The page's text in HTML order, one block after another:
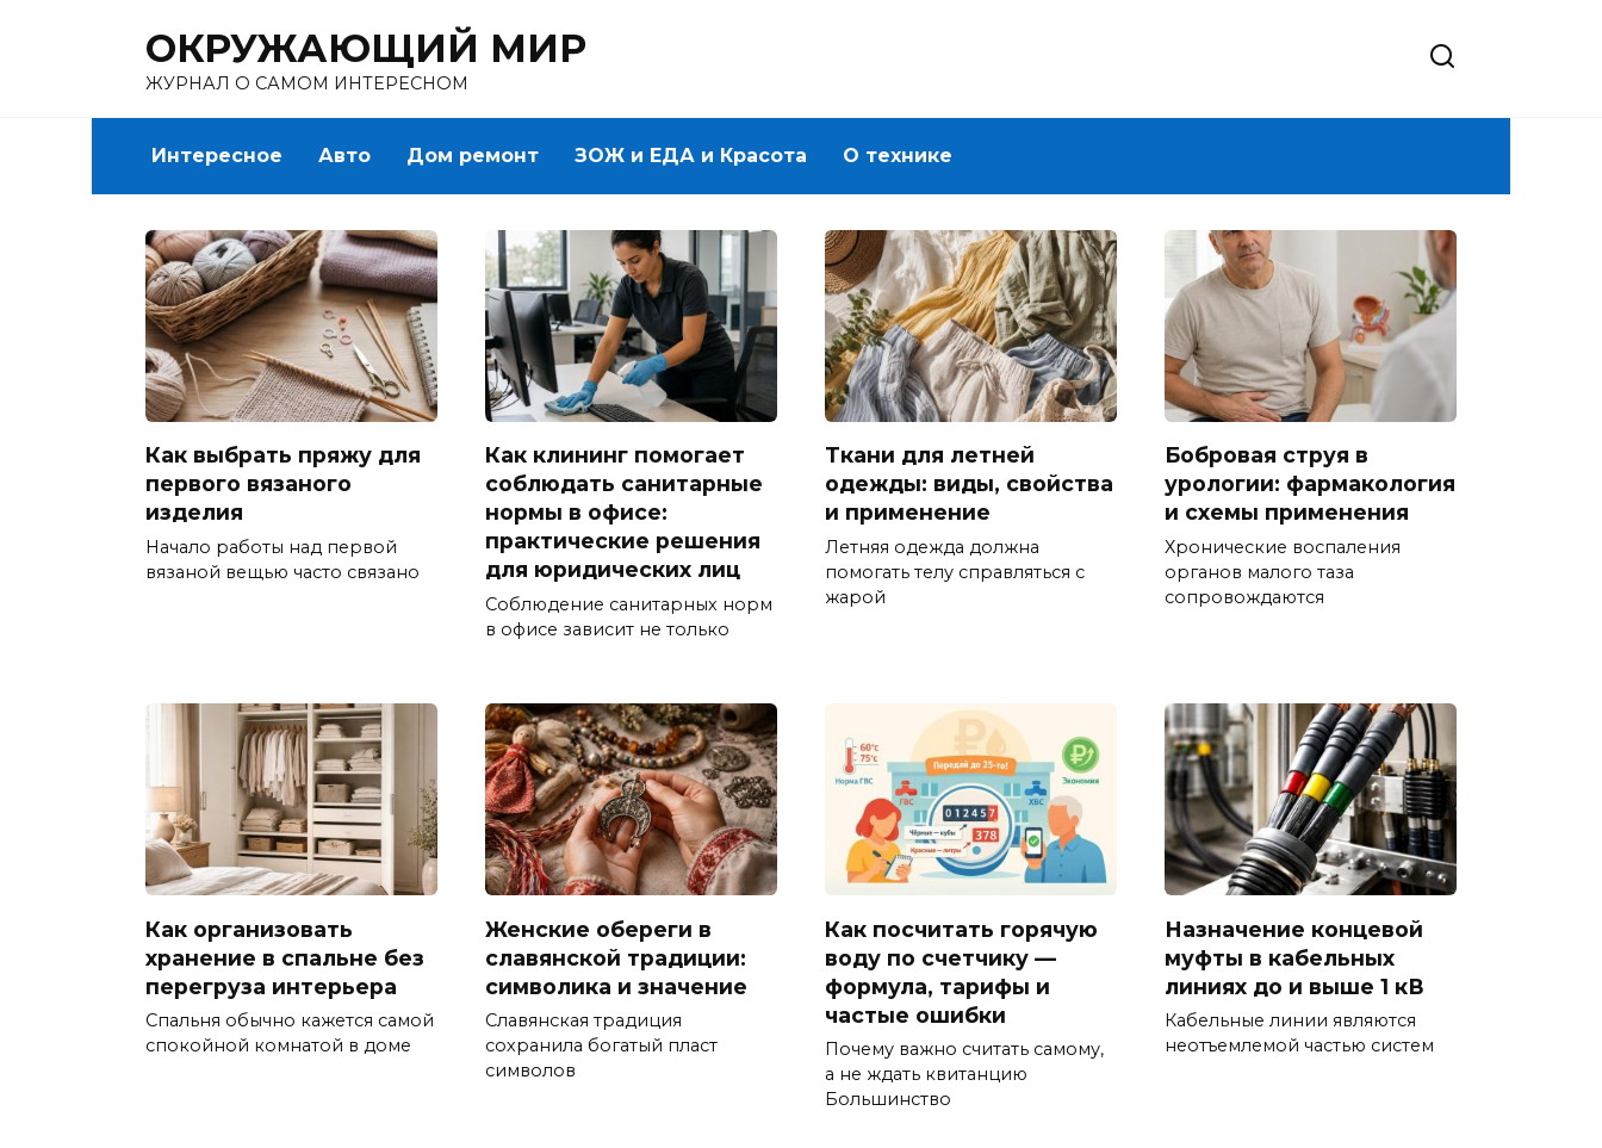
ОКРУЖАЮЩИЙ МИР
ЖУРНАЛ О САМОМ ИНТЕРЕСНОМ
Интересное Авто Дом ремонт ЗОЖ и ЕДА и Красота О технике
Как выбрать пряжу для
первого вязаного
изделия
Начало работы над первой
вязаной вещью часто связано
Как клининг помогает
соблюдать санитарные
нормы в офисе:
практические решения
для юридических лиц
Соблюдение санитарных норм
в офисе зависит не только
Ткани для летней
одежды: виды, свойства
и применение
Летняя одежда должна
помогать телу справляться с
жарой
Бобровая струя в
урологии: фармакология
и схемы применения
Хронические воспаления
органов малого таза
сопровождаются
Как организовать
хранение в спальне без
перегруза интерьера
Спальня обычно кажется самой
спокойной комнатой в доме
Женские обереги в
славянской традиции:
символика и значение
Славянская традиция
сохранила богатый пласт
символов
Как посчитать горячую
воду по счетчику —
формула, тарифы и
частые ошибки
Почему важно считать самому,
а не ждать квитанцию
Большинство
Назначение концевой
муфты в кабельных
линиях до и выше 1 кВ
Кабельные линии являются
неотъемлемой частью систем